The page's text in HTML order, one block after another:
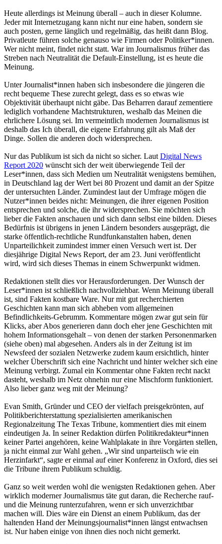
Heute allerdings ist Meinung überall – auch in dieser Kolumne.
Jeder mit Internetzugang kann nicht nur eine haben, sondern sie
auch posten, gerne länglich und regelmäßig, das heißt dann Blog.
Privatleute führen solche genauso wie Firmen oder Politiker*innen.
Wer nicht meint, findet nicht statt. War im Journalismus früher das
Streben nach Neutralität die Default-Einstellung, ist es heute die
Meinung.
Unter Journalist*innen haben sich insbesondere die jüngeren die
recht bequeme These zurecht gelegt, dass es so etwas wie
Objektivität überhaupt nicht gäbe. Das Beharren darauf zementiere
lediglich vorhandene Machtstrukturen, weshalb das Meinen die
ehrlichere Lösung sei. Im vermeintlich modernen Journalismus ist
deshalb das Ich überall, die eigene Erfahrung gilt als Maß der
Dinge. Sollen die anderen doch widersprechen.
Nur das Publikum ist sich da nicht so sicher. Laut Digital News
Report 2020 wünscht sich der weit überwiegende Teil der
Leser*innen, dass sich Medien um Neutralität wenigstens bemühen,
in Deutschland lag der Wert bei 80 Prozent und damit an der Spitze
der untersuchten Länder. Zumindest laut der Umfrage mögen die
Nutzer*innen beides nicht: Meinungen, die ihrer eigenen Position
entsprechen und solche, die ihr widersprechen. Sie möchten sich
lieber die Fakten anschauen und sich dann selbst eine bilden. Dieses
Bedürfnis ist übrigens in jenen Ländern besonders ausgeprägt, die
starke öffentlich-rechtliche Rundfunkanstalten haben, denen
Unparteilichkeit zumindest immer einen Versuch wert ist. Der
diesjährige Digital News Report, der am 23. Juni veröffentlicht
wird, wird sich dieses Themas in einem Schwerpunkt widmen.
Redaktionen stellt dies vor Herausforderungen. Der Wunsch der
Leser*innen ist schließlich nachvollziehbar. Wenn Meinung überall
ist, sind Fakten kostbare Ware. Nur mit gut recherchierten
Geschichten kann man sich abheben vom allgemeinen
Befindlichkeits-Gebrumm. Kommentare mögen zwar gut sein für
Klicks, aber Abos generieren dann doch eher jene Geschichten mit
hohem Informationsgehalt – von denen der starken Personenmarken
(siehe oben) mal abgesehen. Anders als in der Zeitung ist im
Newsfeed der sozialen Netzwerke zudem kaum ersichtlich, hinter
welcher Überschrift sich eine Nachricht und hinter welcher sich eine
Meinung verbirgt. Zumal ein Kommentar ohne Fakten recht nackt
dasteht, weshalb im Netz ohnehin nur eine Mischform funktioniert.
Also lieber ganz weg mit der Meinung?
Evan Smith, Gründer und CEO der vielfach preisgekrönten, auf
Politikberichterstattung spezialisierten amerikanischen
Regionalzeitung The Texas Tribune, kommentiert dies mit einem
eindeutigen Ja. In seiner Redaktion dürfen Politikredakteur*innen
keiner Partei angehören, keine Wahlplakate in ihre Vorgärten stellen,
ja nicht einmal zur Wahl gehen. „Wir sind unparteiisch wie ein
Herzinfarkt“, sagte er einmal auf einer Konferenz in Oxford, dies sei
die Tribune ihrem Publikum schuldig.
Ganz so weit werden wohl die wenigsten Redaktionen gehen. Aber
wirklich moderner Journalismus täte gut daran, die Recherche rauf-
und die Meinung runterzufahren, wenn er sich unverzichtbar
machen will. Dies wäre ein Dienst an einem Publikum, das der
haltenden Hand der Meinungsjournalist*innen längst entwachsen
ist. Nur haben einige von ihnen dies noch nicht gemerkt.